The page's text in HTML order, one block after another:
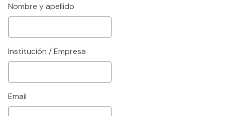
Nombre y apellido
Institución / Empresa
Email